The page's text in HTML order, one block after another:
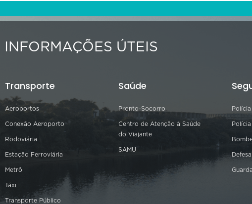
INFORMAÇÕES ÚTEIS
Transporte
Aeroportos
Conexão Aeroporto
Rodoviária
Estação Ferroviária
Metrô
Táxi
Transporte Público
Saúde
Pronto-Socorro
Centro de Atenção à Saúde
do Viajante
SAMU